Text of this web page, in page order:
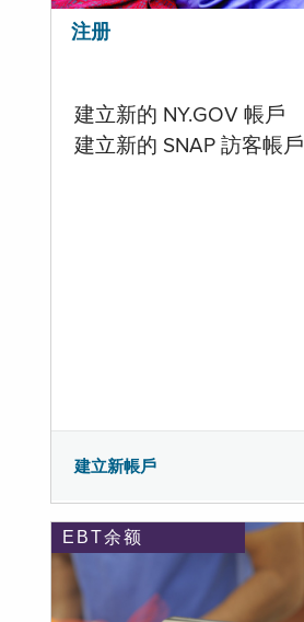
注册
建立新的 NY.GOV 帳戶
建立新的 SNAP 訪客帳戶
建立新帳戶
EBT余额